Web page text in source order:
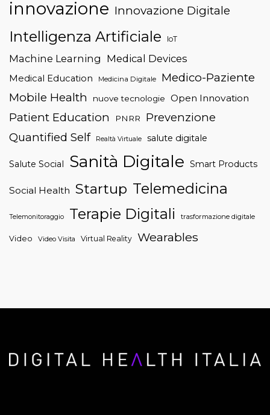
innovazione Innovazione Digitale
Intelligenza Artificiale IoT
Machine Learning Medical Devices
Medical Education Medicina Digitale
Medico-Paziente
Mobile Health
nuove tecnologie Open Innovation
Patient Education PNRR
Prevenzione
Quantified Self
Realtà Virtuale salute digitale
Salute Social Sanità Digitale Smart Products
Social Health Startup Telemedicina
Telemonitoraggio Terapie Digitali trasformazione digitale
Video Video Visita Virtual Reality Wearables